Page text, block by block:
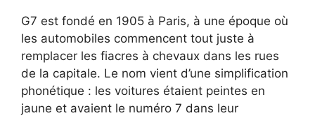
G7 est fondé en 1905 à Paris, à une époque où
les automobiles commencent tout juste à
remplacer les fiacres à chevaux dans les rues
de la capitale. Le nom vient d’une simplification
phonétique : les voitures étaient peintes en
jaune et avaient le numéro 7 dans leur